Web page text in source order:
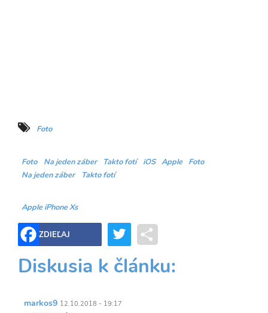
Foto
Foto Na jeden záber Takto fotí iOS Apple
Foto
Na jeden záber
Takto fotí
Apple iPhone Xs
ZDIEĽAJ Twitter
Diskusia k článku:
markos9 12.10.2018 - 19:17